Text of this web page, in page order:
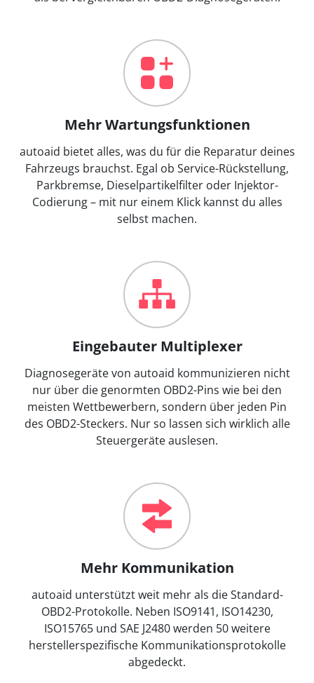
Mehr Wartungsfunktionen
autoaid bietet alles, was du für die Reparatur deines
Fahrzeugs brauchst. Egal ob Service-Rückstellung,
Parkbremse, Dieselpartikelfilter oder Injektor-
Codierung – mit nur einem Klick kannst du alles
selbst machen.
Eingebauter Multiplexer
Diagnosegeräte von autoaid kommunizieren nicht
nur über die genormten OBD2-Pins wie bei den
meisten Wettbewerbern, sondern über jeden Pin
des OBD2-Steckers. Nur so lassen sich wirklich alle
Steuergeräte auslesen.
Mehr Kommunikation
autoaid unterstützt weit mehr als die Standard-
OBD2-Protokolle. Neben ISO9141, ISO14230,
ISO15765 und SAE J2480 werden 50 weitere
herstellerspezifische Kommunikationsprotokolle
abgedeckt.